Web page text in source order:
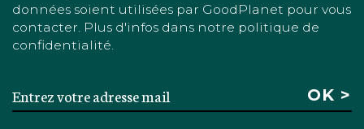
données soient utilisées par GoodPlanet pour vous
contacter. Plus d'infos dans notre politique de
confidentialité.